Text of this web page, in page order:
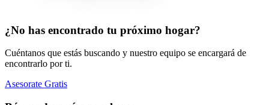
¿No has encontrado tu próximo hogar?
Cuéntanos que estás buscando y nuestro equipo se encargará de
encontrarlo por ti.
Asesorate Gratis